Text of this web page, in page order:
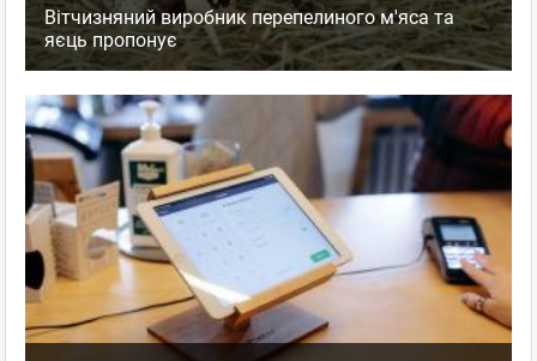
Вітчизняний виробник перепелиного м'яса та
яєць пропонує